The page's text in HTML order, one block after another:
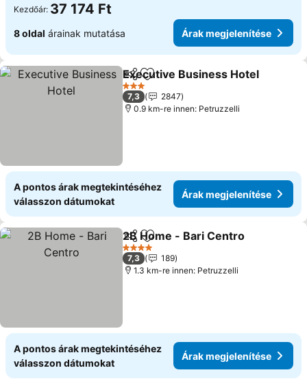
Kezdőár: 37 174 Ft
8 oldal árainak mutatása Árak megjelenítése
Megosztás
Hozzáadás a kedvencekhez
Executive Business Hotel
3 Kategória
7,3
2847
0.9 km-re innen: Petruzzelli
A pontos árak megtekintéséhez
válasszon dátumokat
Árak megjelenítése
MegosztásHozzáadás a kedvencekhez
2B Home - Bari Centro
4 Kategória
7,3
189
1.3 km-re innen: Petruzzelli
A pontos árak megtekintéséhez
válasszon dátumokat
Árak megjelenítése